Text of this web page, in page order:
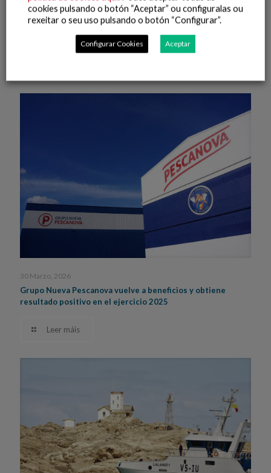
Grupo Nueva Pescanova impulsa SENSOMARE, un proyecto
de I+D para optimizar la calidad alimentaria y fomentar la
automatización logística en la industria de productos del
30 Marzo, 2026
Grupo Nueva Pescanova vuelve a beneficios y obtiene
resultado positivo en el ejercicio 2025
Leer máis
cookies pulsando o botón “Aceptar” ou configuralas ou
rexeitar o seu uso pulsando o botón “Configurar”.
Configurar Cookies Aceptar